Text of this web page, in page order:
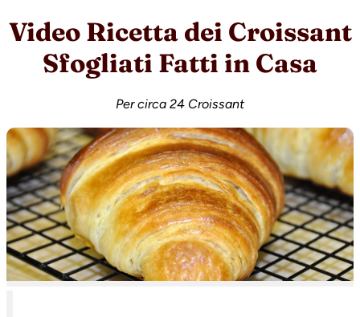
Video Ricetta dei Croissant
Sfogliati Fatti in Casa
Per circa 24 Croissant